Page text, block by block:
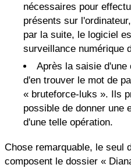
nécessaires pour
présents sur
par la suite, le logiciel
surveillance numérique
Après la saisie
d'en trouver le mot de
« bruteforce-luks ». Ils
possible de donner une
d'une telle opération.
Chose remarquable, le seul
composent le dossier «